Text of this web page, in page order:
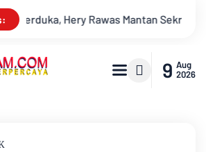
Jambi Tutup Usia Menapaki Usia 59
9 Aug
2026